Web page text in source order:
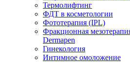
Термолифтинг
ФДТ в косметологии
Фототерапия (IPL)
Фракционная
Dermapen
Гинекология
Интимное омоложение